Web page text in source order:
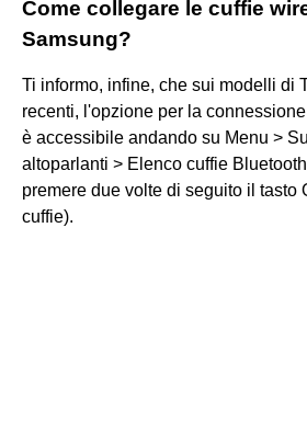
Come collegare le cuffie
Samsung?
Ti informo, infine, che sui modelli di
recenti, l'opzione per la
è accessibile andando su Menu >
altoparlanti > Elenco cuffie
premere due volte di seguito il tasto
cuffie).